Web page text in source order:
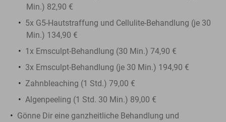
Min.) 82,90 €
5x G5-Hautstraffung und Cellulite-Behandlung (je 30
Min.) 134,90 €
1x Emsculpt-Behandlung (30 Min.) 74,90 €
3x Emsculpt-Behandlung (je 30 Min.) 194,90 €
Zahnbleaching (1 Std.) 79,00 €
Algenpeeling (1 Std. 30 Min.) 89,00 €
Gönne Dir eine ganzheitliche Behandlung und